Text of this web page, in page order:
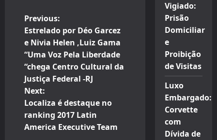
P
o
s
t
n
a
Previous:
Estrelado por Déo Garcez
e Nivia Helen ,Luiz Gama
“Uma Voz Pela Liberdade
“chega Centro Cultural da
Justiça Federal -RJ
Next:
Localiza é destaque no
ranking 2017 Latin
America Executive Team
Vigiado:
Prisão
Domiciliar
e
Proibição
de Visitas
Luxo
Embargado:
Corvette
com
Dívida de